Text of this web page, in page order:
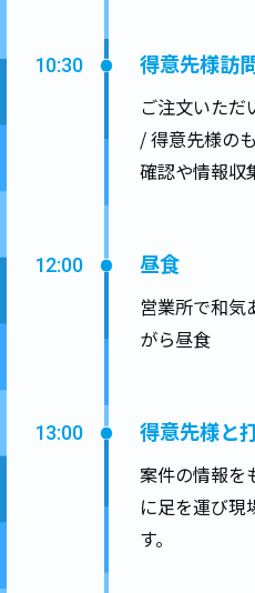
10:30 得意先様訪
ご注文いただ
/ 得意先様の
確認や情報収
12:00 昼食
営業所で和気
がら昼食
13:00 得意先様と
案件の情報を
に足を運び現
す。